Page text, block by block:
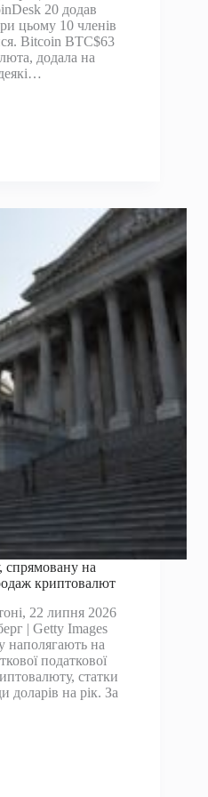
20 додав
цьому 10 членів
Bitcoin BTC$63
додала на
спрямовану на
криптовалют
22 липня 2026
| Getty Images
наполягають на
податкової
статки
доларів на рік. За